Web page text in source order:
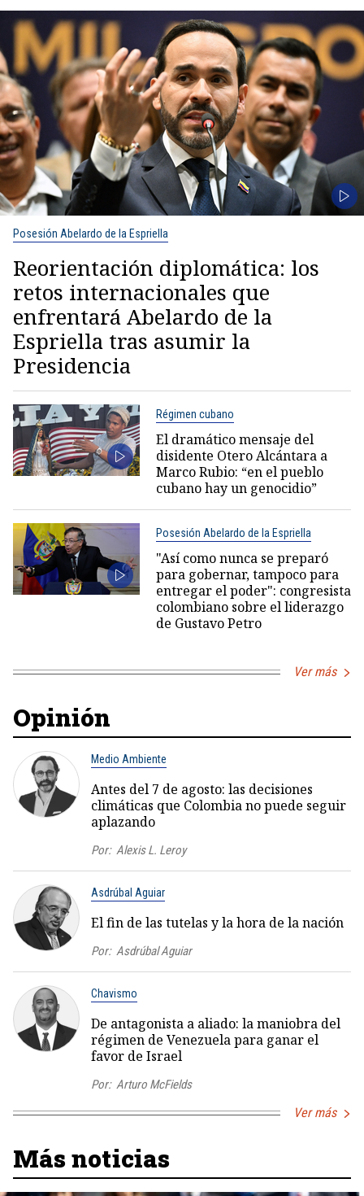
Posesión Abelardo de la Espriella
Reorientación diplomática: los
retos internacionales que
enfrentará Abelardo de la
Espriella tras asumir la
Presidencia
Régimen cubano
El dramático mensaje del
disidente Otero Alcántara a
Marco Rubio: “en el pueblo
cubano hay un genocidio”
Posesión Abelardo de la Espriella
"Así como nunca se preparó
para gobernar, tampoco para
entregar el poder": congresista
colombiano sobre el liderazgo
de Gustavo Petro
Ver más
Opinión
Medio Ambiente
Antes del 7 de agosto: las decisiones
climáticas que Colombia no puede seguir
aplazando
Por: Alexis L. Leroy
Asdrúbal Aguiar
El fin de las tutelas y la hora de la nación
Por: Asdrúbal Aguiar
Chavismo
De antagonista a aliado: la maniobra del
régimen de Venezuela para ganar el
favor de Israel
Por: Arturo McFields
Ver más
Más noticias